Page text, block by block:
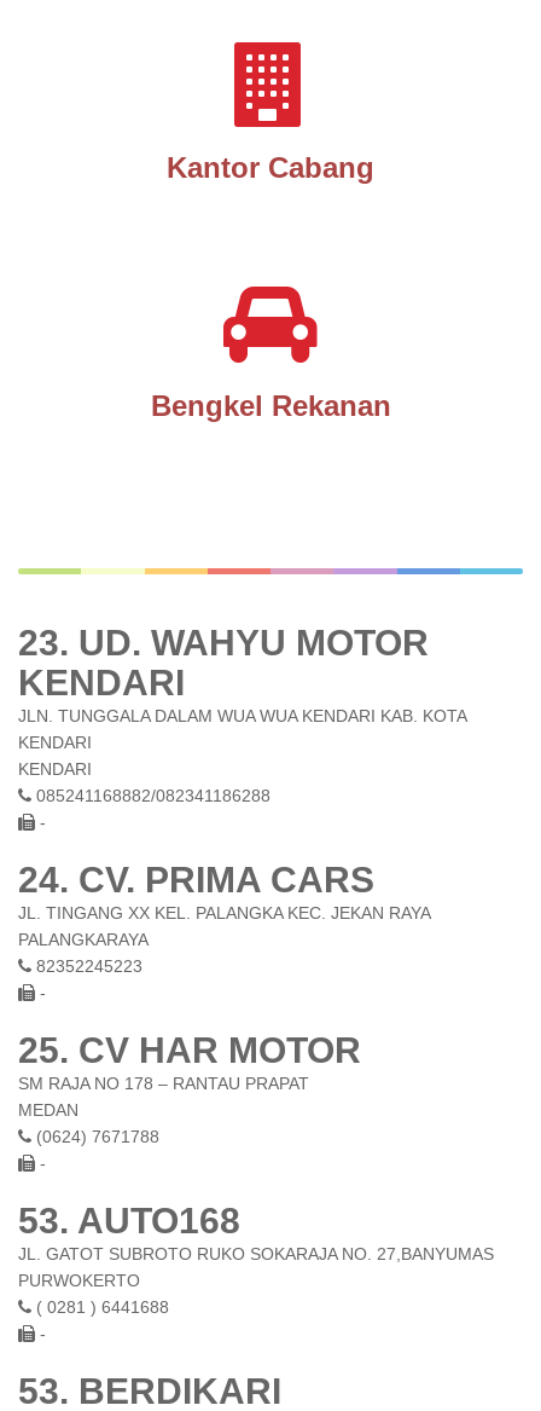
Kantor Cabang
Bengkel Rekanan
23. UD. WAHYU MOTOR
KENDARI
JLN. TUNGGALA DALAM WUA WUA KENDARI KAB. KOTA
KENDARI
KENDARI
085241168882/082341186288
-
24. CV. PRIMA CARS
JL. TINGANG XX KEL. PALANGKA KEC. JEKAN RAYA
PALANGKARAYA
82352245223
-
25. CV HAR MOTOR
SM RAJA NO 178 – RANTAU PRAPAT
MEDAN
(0624) 7671788
-
53. AUTO168
JL. GATOT SUBROTO RUKO SOKARAJA NO. 27,BANYUMAS
PURWOKERTO
( 0281 ) 6441688
-
53. BERDIKARI